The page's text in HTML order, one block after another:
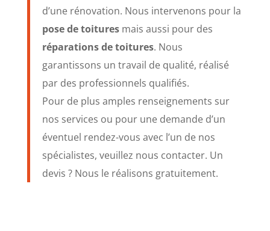
d’une rénovation. Nous intervenons pour la
pose de toituresmais aussi pour des
réparations de toitures. Nous
garantissons un travail de qualité, réalisé
par des professionnels qualifiés.
Pour de plus amples renseignements sur
nos services ou pour une demande d’un
éventuel rendez-vous avec l’un de nos
spécialistes, veuillez nous contacter. Un
devis ? Nous le réalisons gratuitement.